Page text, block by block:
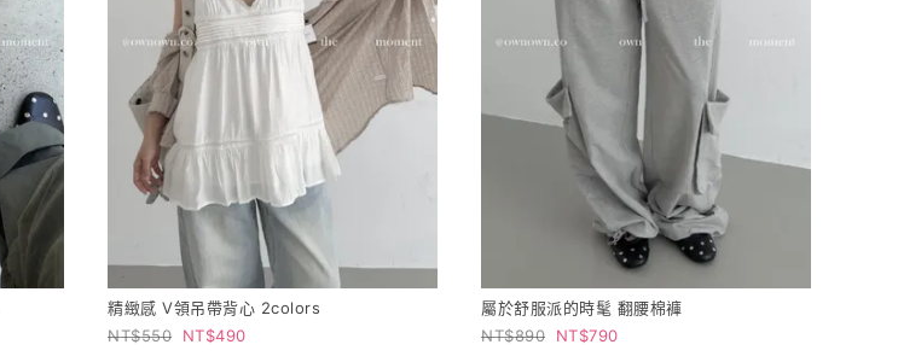
精緻感 V領吊帶背心 2colors
550
490
屬於舒服派的時髦 翻腰棉褲
890
790